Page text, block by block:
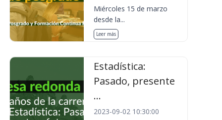
Miércoles 15 de marzo
desde la...
Leer más
Estadística:
Pasado, presente
...
2023-09-02 10:30:00